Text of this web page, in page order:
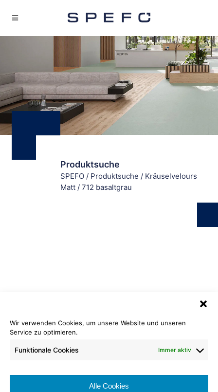
Wir verwenden Cookies, um unsere Website und unseren
Service zu optimieren.
Funktionale Cookies Immer aktiv
Alle Cookies
Produktsuche
SPEFO / Produktsuche / Kräuselvelours
Matt / 712 basaltgrau
712 basaltgrau
Rollenbreite: ca. 400 cm
Brennverhalten: Cfl-s1
Kräuselvelours Matt